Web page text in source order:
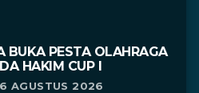
BUKA PESTA OLAHRAGA
HAKIM CUP I
AGUSTUS 2026